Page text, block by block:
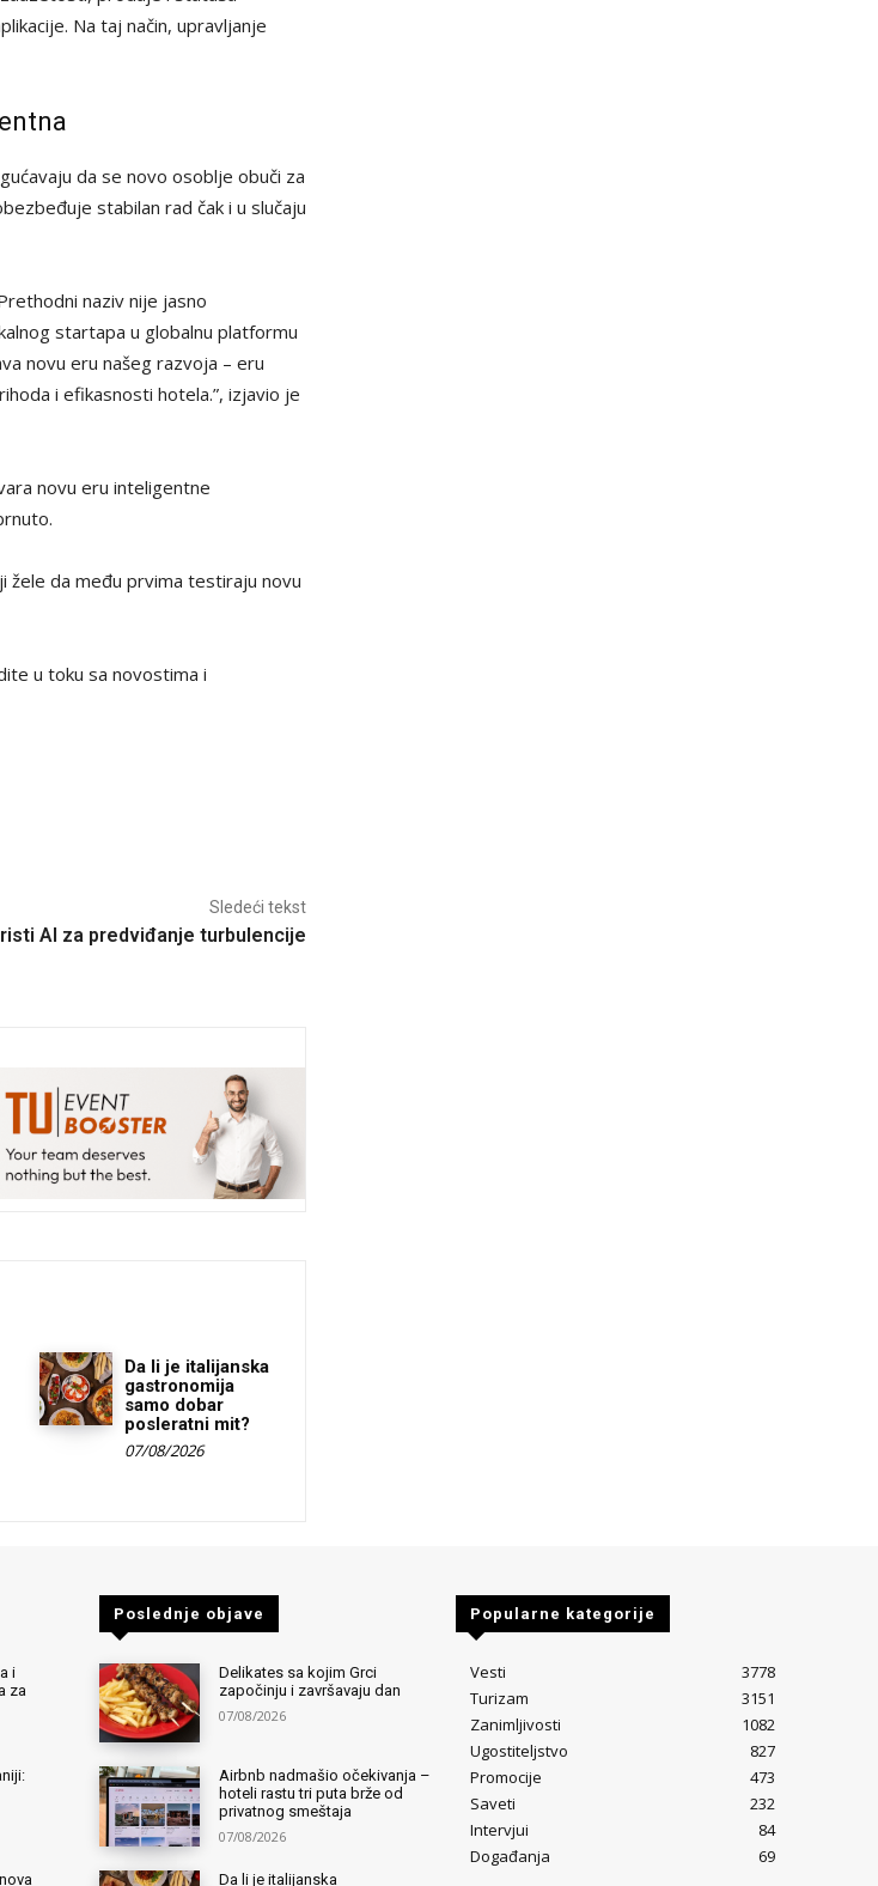
Na taj način, upravljanje
da se novo osoblje obuči za
stabilan rad čak i u slučaju
naziv nije jasno
startapa u globalnu platformu
novu eru našeg razvoja – eru
i efikasnosti hotela.”, izjavio je
novu eru inteligentne
žele da među prvima testiraju novu
u toku sa novostima i
Sledeći tekst
AI za predviđanje turbulencije
Da li je italijanska
gastronomija
samo dobar
posleratni mit?
07/08/2026
i
za
Poslednje objave
Delikates sa kojim Grci
započinju i završavaju dan
07/08/2026
Airbnb nadmašio očekivanja –
hoteli rastu tri puta brže od
privatnog smeštaja
07/08/2026
Da li je italijanska
Popularne kategorije
Vesti
3778
Turizam
3151
Zanimljivosti
1082
Ugostiteljstvo
827
Promocije
473
Saveti
232
Intervjui
84
Događanja
69